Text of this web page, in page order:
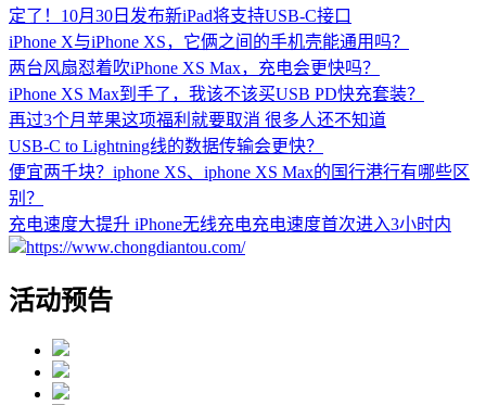
定了！10月30日发布新iPad将支持USB-C接口
iPhone X与iPhone XS，它俩之间的手机壳能通用吗？
两台风扇怼着吹iPhone XS Max，充电会更快吗？
iPhone XS Max到手了，我该不该买USB PD快充套装？
再过3个月苹果这项福利就要取消 很多人还不知道
USB-C to Lightning线的数据传输会更快？
便宜两千块？iphone XS、iphone XS Max的国行港行有哪些区
别？
充电速度大提升 iPhone无线充电充电速度首次进入3小时内
https://www.chongdiantou.com/
活动预告